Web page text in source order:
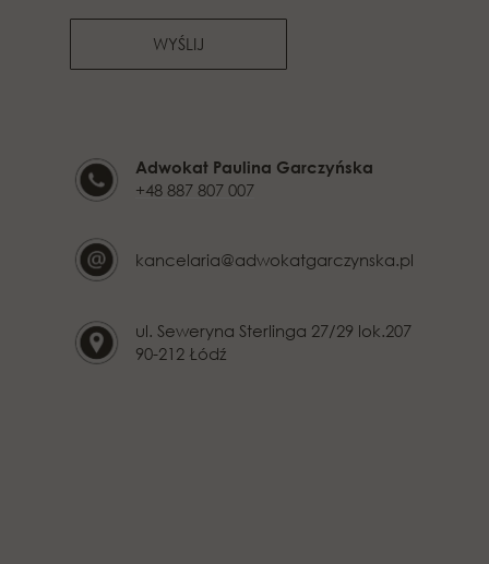
ul. Seweryna Sterlinga 27/29 lok.207
90-212 Łódź
kancelaria@adwokatgarczynska.pl
Adwokat Paulina Garczyńska
+48 887 807 007
WYŚLIJ